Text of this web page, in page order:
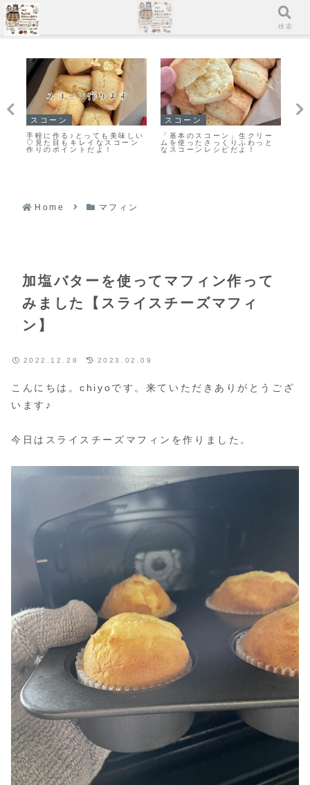
イチ押し！！
「無塩バター」と違いを検
証！クッキーを「有塩バタ
ー」で作ってみました
マフィン
すぐに作れる♥食べられる♥濃
厚ガトーショコラマフィン作
りました！
Home マフィン
加塩バターを使ってマフィン作って
みました【スライスチーズマフィ
ン】
2022.12.28 2023.02.09
こんにちは。chiyoです。来ていただきありがとうござ
います♪
今日はスライスチーズマフィンを作りました。
メニュー 検索